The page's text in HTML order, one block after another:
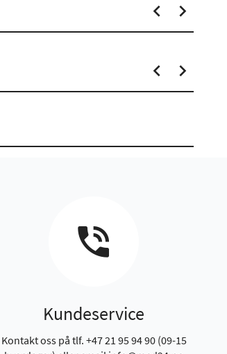
Kundeservice
Kontakt oss på tlf. +47 21 95 94 90 (09-15